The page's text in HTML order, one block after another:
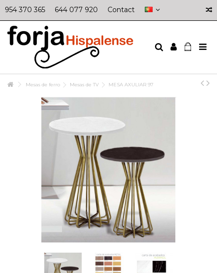
954 370 365 644 077 920 Contact
Mesas de ferro Mesas de TV MESA AXULIAR 97